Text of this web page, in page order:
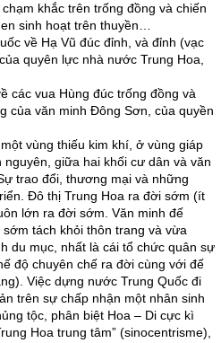
khắc trên trống đồng và chiến
sinh hoạt trên thuyền…
Hạ Vũ đúc đỉnh, và đỉnh (vạc
quyên lực nhà nước Trung Hoa,
vua Hùng đúc trống đồng và
của văn minh Đông Sơn, của quyền
thiếu kim khí, ở vùng giáp
giữa hai khối cư dân và văn
trao đổi, thương mại và những
Đô thị Trung Hoa ra đời sớm (ít
lớn ra đời sớm. Văn minh đế
tách khỏi thôn trang và vừa
du mục, nhất là cái tổ chức quân sự
độ chuyên chế ra đời cùng với đế
Việc dựng nước Trung Quốc đi
trên sự chấp nhận một nhân sinh
tộc, phân biệt Hoa – Di cực kì
Hoa trung tâm” (sinocentrisme),